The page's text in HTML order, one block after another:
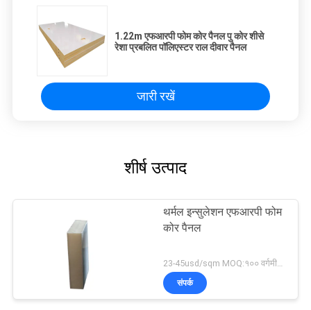
1.22m एफआरपी फोम कोर पैनल पु कोर शीसे
रेशा प्रबलित पॉलिएस्टर राल दीवार पैनल
जारी रखें
शीर्ष उत्पाद
थर्मल इन्सुलेशन एफआरपी फोम
कोर पैनल
23-45usd/sqm MOQ:१०० वर्गमीटर
संपर्क